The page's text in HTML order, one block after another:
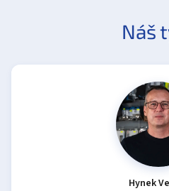
Náš
Hynek